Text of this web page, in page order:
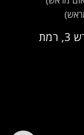
אולם תצוגה ברחוב החרש 3, רמת